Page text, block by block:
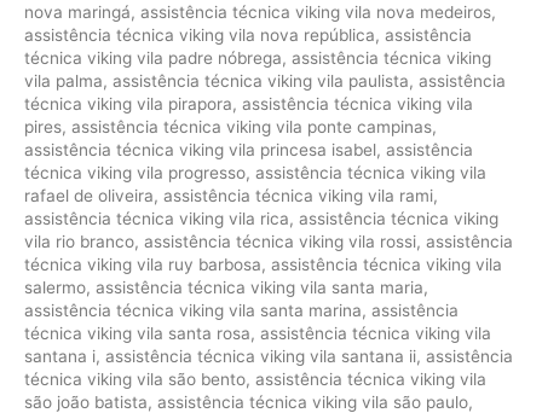
nova maringá, assistência técnica viking vila nova medeiros,
assistência técnica viking vila nova república, assistência
técnica viking vila padre nóbrega, assistência técnica viking
vila palma, assistência técnica viking vila paulista, assistência
técnica viking vila pirapora, assistência técnica viking vila
pires, assistência técnica viking vila ponte campinas,
assistência técnica viking vila princesa isabel, assistência
técnica viking vila progresso, assistência técnica viking vila
rafael de oliveira, assistência técnica viking vila rami,
assistência técnica viking vila rica, assistência técnica viking
vila rio branco, assistência técnica viking vila rossi, assistência
técnica viking vila ruy barbosa, assistência técnica viking vila
salermo, assistência técnica viking vila santa maria,
assistência técnica viking vila santa marina, assistência
técnica viking vila santa rosa, assistência técnica viking vila
santana i, assistência técnica viking vila santana ii, assistência
técnica viking vila são bento, assistência técnica viking vila
são joão batista, assistência técnica viking vila são paulo,